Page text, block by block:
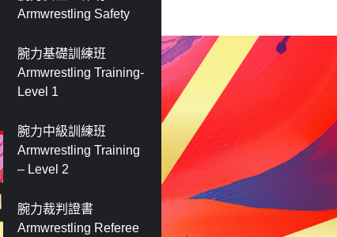
Armwrestling Safety
腕力基礎訓練班
Armwrestling Training-
Level 1
腕力中級訓練班
Armwrestling Training
– Level 2
腕力裁判證書
Armwrestling Referee